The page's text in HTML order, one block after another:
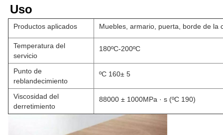
Uso
Productos aplicados Muebles, armario, puerta, borde de la
Temperatura del
servicio
180ºC-200ºC
Punto de
reblandecimiento
ºC 160± 5
Viscosidad del
derretimiento
88000 ± 1000MPa · s (ºC 190)